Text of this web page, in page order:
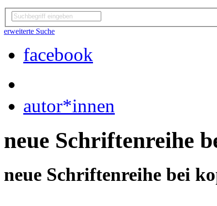
erweiterte Suche
facebook
autor*innen
neue Schriftenreihe
neue Schriftenreihe bei